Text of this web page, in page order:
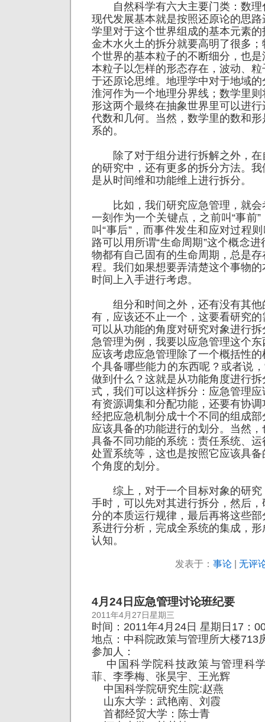
自然科学有六大主要门类：数理
现代发展基本就是按照还原论的思
学里对于这个世界组成的基本元素
金木水火土的拆分就要高明了很多
个世界的基本粒子的不断细分，也
本粒子以怎样的形态存在，波动、
于还原论思维。地理学中对于地域
淮河作为一个地理分界线；数学里
形这两个最终在抽象世界里可以进
代数和几何。当然，数学里的数和
系的。
除了对于组分进行拆解之外，在
的研究中，还有更多的拆分方法。
是从时间维和功能维上进行拆分。
比如，我们研究应急管理，就会
一刻作为一个关键点，之前叫“事前
叫“事后”，而事件发生和应对过程
路可以用所谓“生命周期”这个概念
物都有自己固有的生命周期，总是
程。我们如果想要弄清楚这个事物
时间上入手进行考虑。
组分和时间之外，还有没有其他
有，应该还不止一个，这要看研究
可以从功能的角度对研究对象进行
急管理为例，我要以应急管理这个
应该考虑应急管理除了一个概括性
个具备哪些能力的东西呢？或者说
做到什么？这就是从功能角度进行
式，我们可以这样拆分：应急管理
有资源调集和分配功能，还要有协
经把应急机制分成十个不同的组成
应该具备的功能进行的划分。当然
具备不同功能的系统：责任系统、
处置系统等，这也是按照它应该具
个角度的划分。
综上，对于一个目标对象的研究
手时，可以先对其进行拆分，然后
分的本质运行规律，最后再将这些
系进行分析，完成全系统的集成，
认知。
发表于： 事论| 无评
4月24日应急管理讨论班纪要
2011年4月27日星期三
时间：2011年4月24日 星期日17：
地点：中科院政策与管理所大楼713
参加人：
中国科学院科技政策与管理科
菲、李季梅、张昊宇、王光辉
中国科学院研究生院:赵燕
山东大学：武艳南、刘霞
首都经贸大学：陈士青